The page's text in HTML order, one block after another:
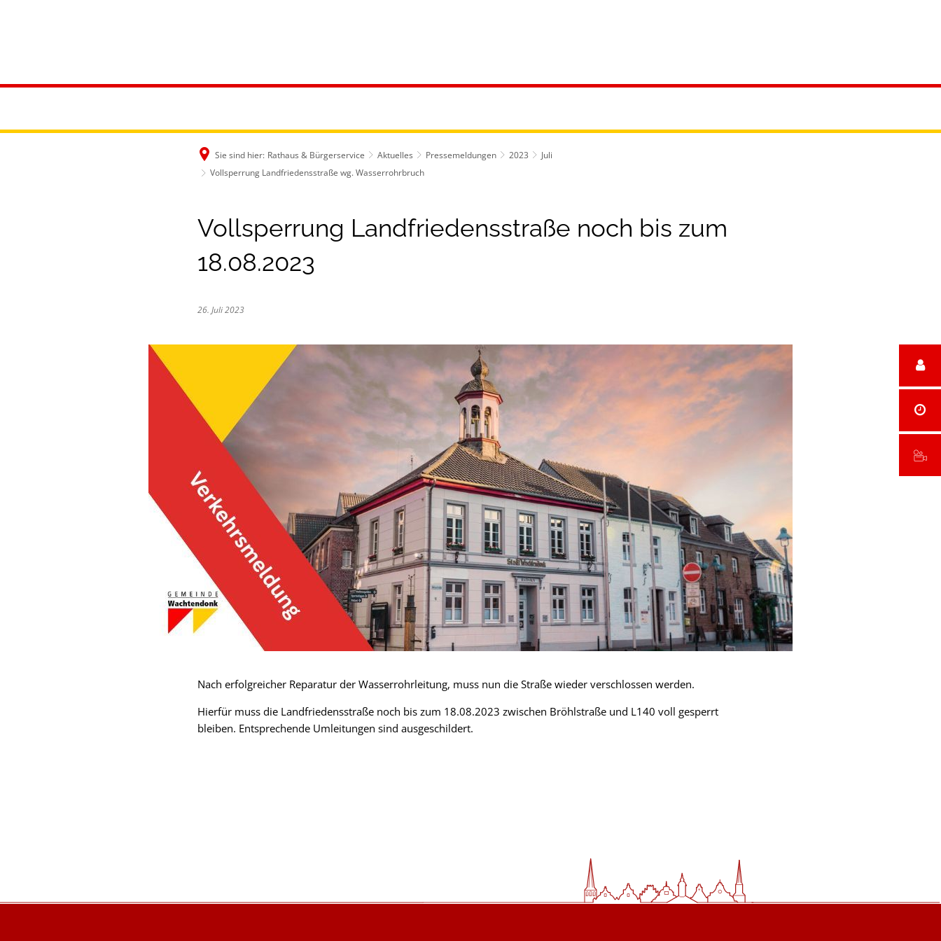
Sie sind hier: Rathaus & Bürgerservice Aktuelles Pressemeldungen 2023
Juli
Vollsperrung Landfriedensstraße wg. Wasserrohrbruch
Vollsperrung Landfriedensstraße noch bis zum
18.08.2023
26. Juli 2023
Nach erfolgreicher Reparatur der Wasserrohrleitung, muss nun die Straße wieder verschlossen werden.
Hierfür muss die Landfriedensstraße noch bis zum 18.08.2023 zwischen Bröhlstraße und L140 voll gesperrt
bleiben. Entsprechende Umleitungen sind ausgeschildert.